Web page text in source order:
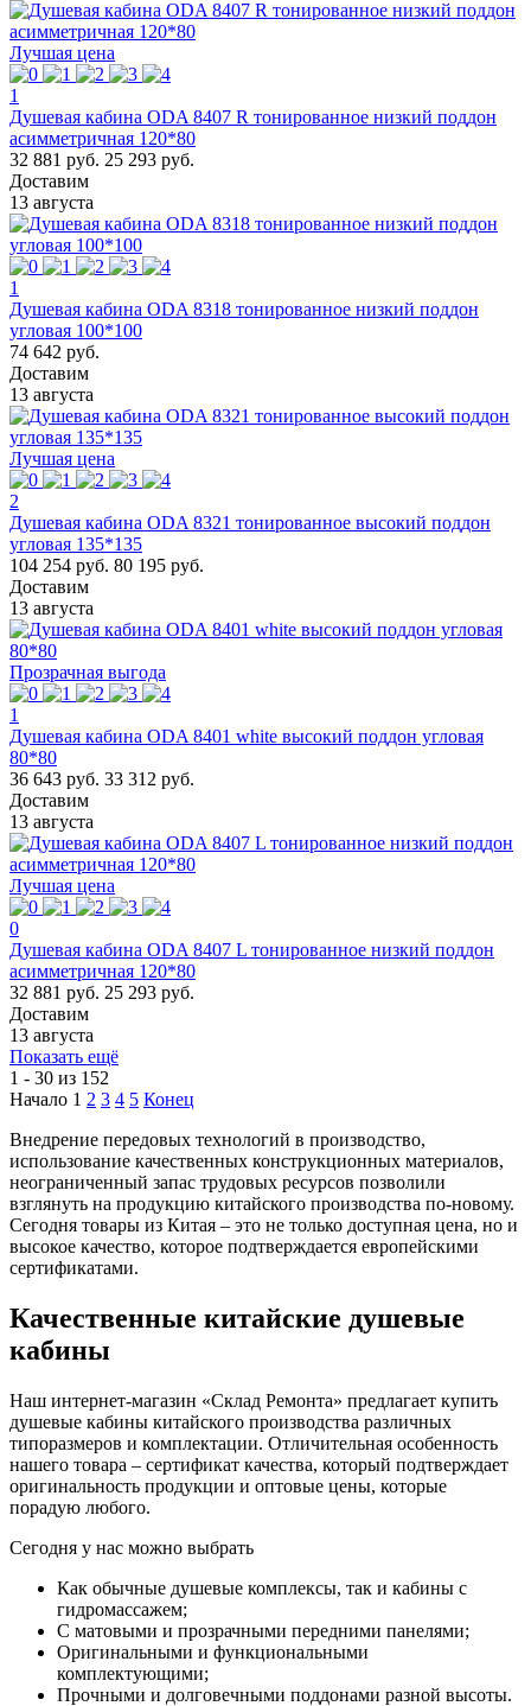
Лучшая цена
1
Душевая кабина ODA 8407 R тонированное низкий поддон
асимметричная 120*80
32 881 руб. 25 293 руб.
Доставим
13 августа
1
Душевая кабина ODA 8318 тонированное низкий поддон
угловая 100*100
74 642 руб.
Доставим
13 августа
Лучшая цена
2
Душевая кабина ODA 8321 тонированное высокий поддон
угловая 135*135
104 254 руб. 80 195 руб.
Доставим
13 августа
Прозрачная выгода
1
Душевая кабина ODA 8401 white высокий поддон угловая
80*80
36 643 руб. 33 312 руб.
Доставим
13 августа
Лучшая цена
0
Душевая кабина ODA 8407 L тонированное низкий поддон
асимметричная 120*80
32 881 руб. 25 293 руб.
Доставим
13 августа
Показать ещё
1 - 30 из 152
Начало 1 2 3 4 5 Конец
Внедрение передовых технологий в производство,
использование качественных конструкционных материалов,
неограниченный запас трудовых ресурсов позволили
взглянуть на продукцию китайского производства по-новому.
Сегодня товары из Китая – это не только доступная цена, но и
высокое качество, которое подтверждается европейскими
сертификатами.
Качественные китайские душевые
кабины
Наш интернет-магазин «Склад Ремонта» предлагает купить
душевые кабины китайского производства различных
типоразмеров и комплектации. Отличительная особенность
нашего товара – сертификат качества, который подтверждает
оригинальность продукции и оптовые цены, которые
порадую любого.
Сегодня у нас можно выбрать
Как обычные душевые комплексы, так и кабины с
гидромассажем;
С матовыми и прозрачными передними панелями;
Оригинальными и функциональными
комплектующими;
Прочными и долговечными поддонами разной высоты.